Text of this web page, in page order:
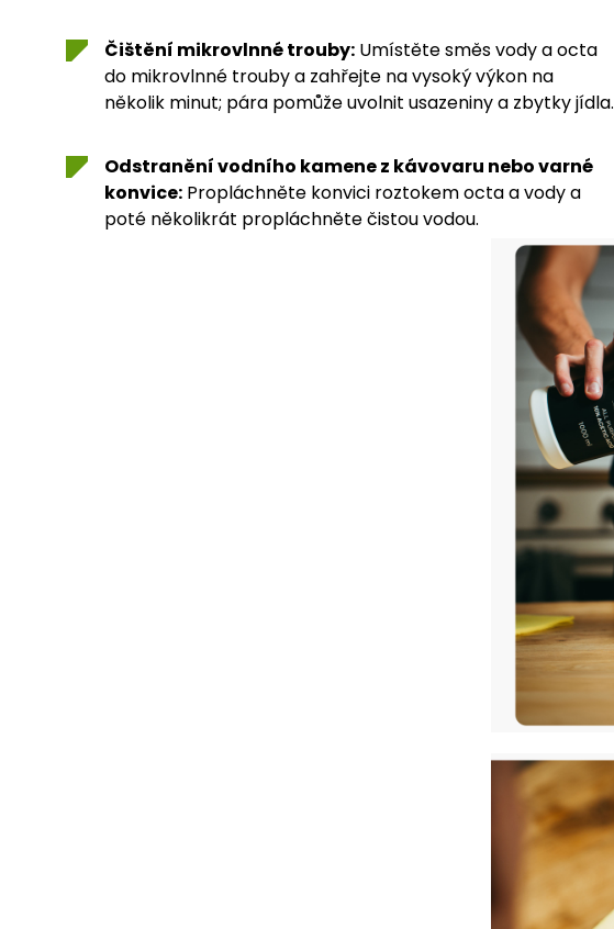
Čištění mikrovlnné trouby: Umístěte směs vody a octa
do mikrovlnné trouby a zahřejte na vysoký výkon na
několik minut; pára pomůže uvolnit usazeniny a zbytky jídla.
Odstranění vodního kamene z kávovaru nebo varné
konvice: Propláchněte konvici roztokem octa a vody a
poté několikrát propláchněte čistou vodou.